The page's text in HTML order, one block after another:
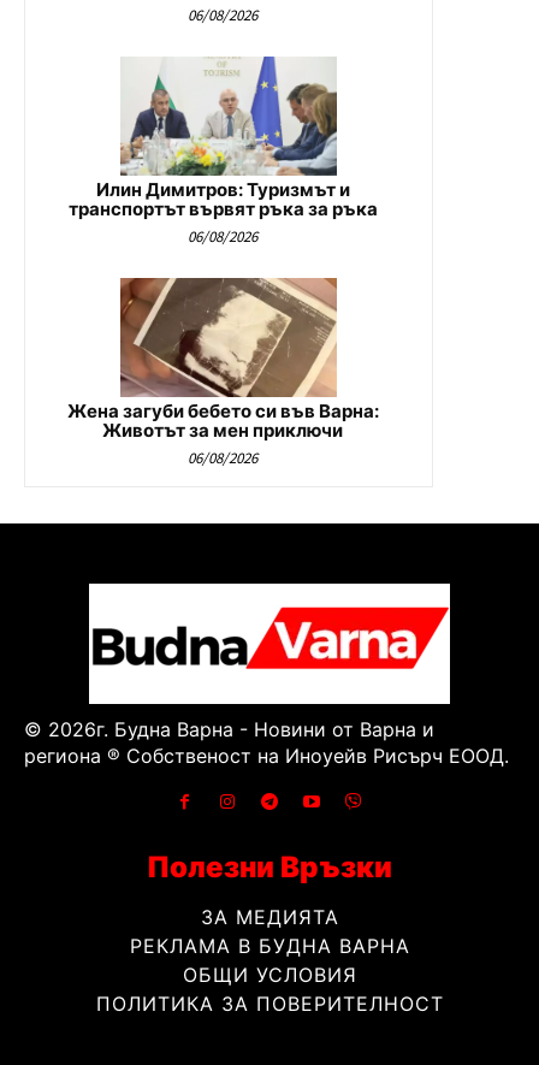
06/08/2026
Илин Димитров: Туризмът и
транспортът вървят ръка за ръка
06/08/2026
Жена загуби бебето си във Варна:
Животът за мен приключи
06/08/2026
© 2026г. Будна Варна - Новини от Варна и
региона ® Собственост на Иноуейв Рисърч ЕООД.
Полезни Връзки
ЗА МЕДИЯТА
РЕКЛАМА В БУДНА ВАРНА
ОБЩИ УСЛОВИЯ
ПОЛИТИКА ЗА ПОВЕРИТЕЛНОСТ